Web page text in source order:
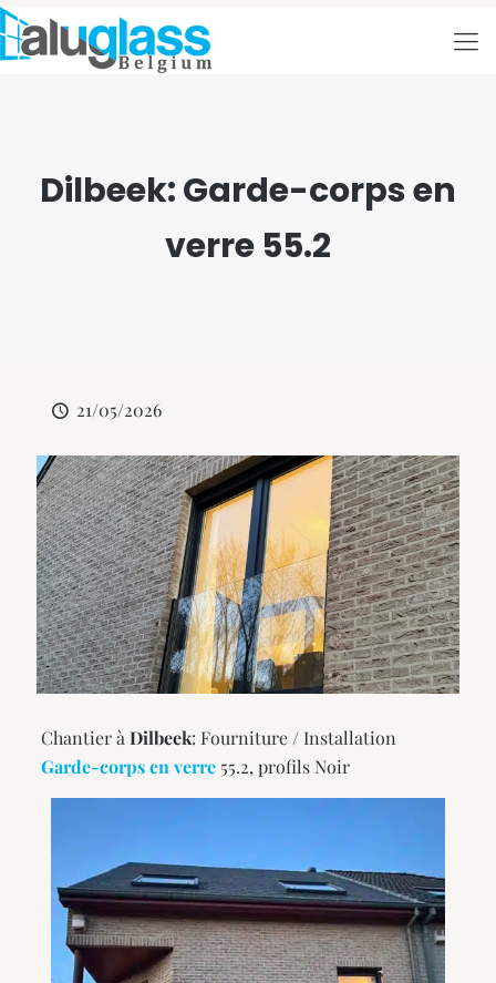
Dilbeek: Garde-corps en
verre 55.2
21/05/2026
Chantier à Dilbeek: Fourniture / Installation
Garde-corps en verre55.2, profils Noir